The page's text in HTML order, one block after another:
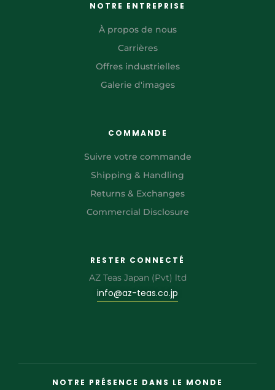
NOTRE ENTREPRISE
À propos de nous
Carrières
Offres industrielles
Galerie d'images
COMMANDE
Suivre votre commande
Shipping & Handling
Returns & Exchanges
Commercial Disclosure
RESTER CONNECTÉ
AZ Teas Japan (Pvt) ltd
info@az-teas.co.jp
NOTRE PRÉSENCE DANS LE MONDE